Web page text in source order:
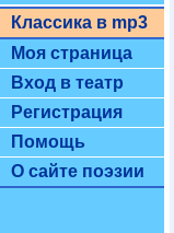
Классика в mp3
Моя страница
Вход в театр
Регистрация
Помощь
О сайте поэзии